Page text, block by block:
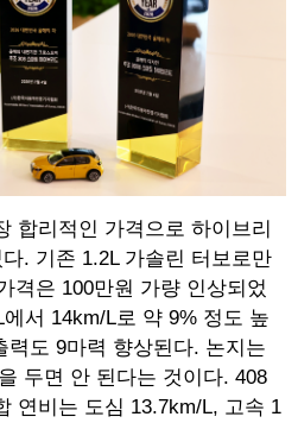
합리적인 가격으로 하이브리
. 기존 1.2L 가솔린 터보로만
격은 100만원 가량 인상되었
서 14km/L로 약 9% 정도 높
도 9마력 향상된다. 논지는
두면 안 된다는 것이다. 408
연비는 도심 13.7km/L, 고속 1